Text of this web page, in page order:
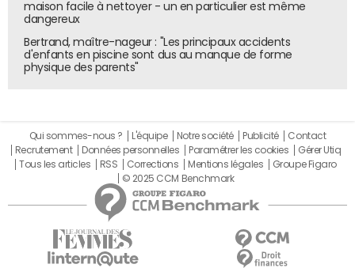
maison facile à nettoyer - un en particulier est même
dangereux
Bertrand, maître-nageur : "Les principaux accidents
d'enfants en piscine sont dus au manque de forme
physique des parents"
Qui sommes-nous ? L'équipe Notre société Publicité
Contact
Recrutement
Données personnelles Paramétrer les cookies
Gérer Utiq
Tous les articles
RSS Corrections Mentions légales
Groupe Figaro
© 2025 CCM Benchmark